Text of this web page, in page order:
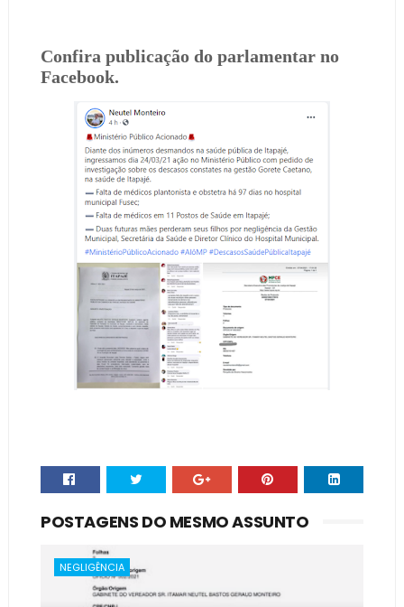
Confira publicação do parlamentar no
Facebook.
POSTAGENS DO MESMO ASSUNTO
NEGLIGÊNCIA